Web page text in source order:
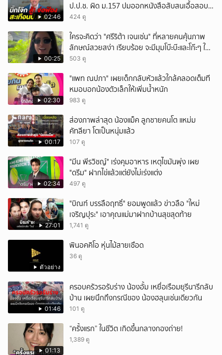
02:46
ป.ป.ช. ผิด ม.157 ปมออกหนังสือสับสนเอื้อสอบ
คดีซ้ำซ้อน
424 ดู
00:25
ใครจะคิดว่า "ศรีริต้า เจนเซ่น" ที่หลายคนคุ้นภาพ
ลักษณ์สวยสง่า เรียบร้อย จะมีมุมโบ๊ะบ๊ะและโก๊ะๆ ให้
ได้อมยิ้มเหมือนกัน งานนี้ทำเอาแฟนๆ ทั้งเอ็นดูทั้ง
503 ดู
02:30
"แพท ณปภา" เผยเด็กกลับหัวแล้วใกล้คลอดเต็มที
หมอบอกน้องตัวเล็กให้เพิ่มน้ำหนัก
983 ดู
00:17
ส่องภาพล่าสุด น้องแม็ค ลูกชายคนโต แหม่ม
คัทลียา โตเป็นหนุ่มแล้ว
107 ดู
02:34
"มีน พีรวิชญ์" เร่งคุมอาหาร เหตุไขมันพุ่ง เผย
"ดรีม" ฝากไข่แล้วแต่ยังไม่เร่งแต่ง
497 ดู
27:01
"บิณฑ์ บรรลือฤทธิ์" ยอมพูดแล้ว ข่าวลือ "ใหม่
เจริญปุระ" เอาคุณแม่มาฝากบ้านสุขสุดท้าย
1,741 ดู
ตัวอย่าง
พินอคคิโอ หุ่นไม้สายเชือด
36 ดู
01:46
ครอบครัวรอรับร่าง น้องอั้ม เหยื่อเรือมยุรีนารีกลับ
บ้าน เผยนึกถึงกรณีของ น้องฮลุนเช่นเดียวกัน
101 ดู
01:13
“ครั้งแรก” ในชีวิต เกิดขึ้นกลางกองถ่าย!
1,389 ดู